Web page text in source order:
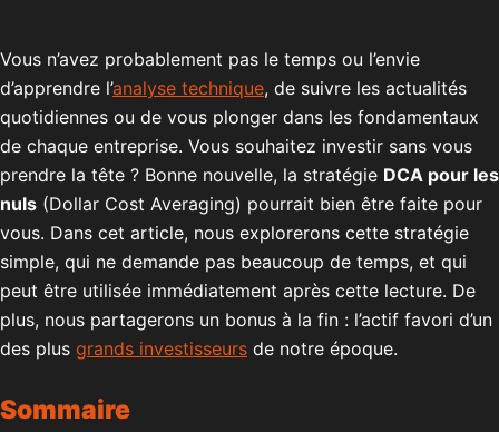
Vous n’avez probablement pas le temps ou l’envie
d’apprendre l’analyse technique, de suivre les actualités
quotidiennes ou de vous plonger dans les fondamentaux
de chaque entreprise. Vous souhaitez investir sans vous
prendre la tête ? Bonne nouvelle, la stratégie DCA pour les
nuls (Dollar Cost Averaging) pourrait bien être faite pour
vous. Dans cet article, nous explorerons cette stratégie
simple, qui ne demande pas beaucoup de temps, et qui
peut être utilisée immédiatement après cette lecture. De
plus, nous partagerons un bonus à la fin : l’actif favori d’un
des plus grands investisseurs de notre époque.
Sommaire